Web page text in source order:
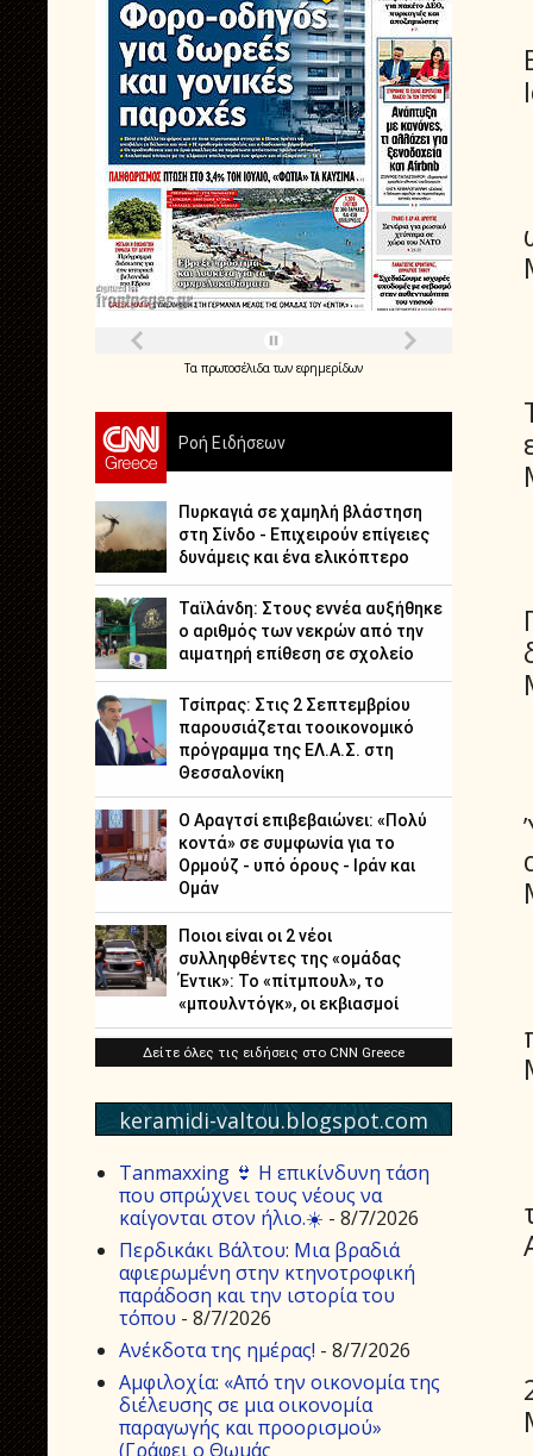
Τα πρωτοσέλιδατων εφημερίδων
keramidi-valtou.blogspot.com
Tanmaxxing 👙 Η επικίνδυνη τάση
που σπρώχνει τους νέους να
καίγονται στον ήλιο.☀️ - 8/7/2026
Περδικάκι Βάλτου: Μια βραδιά
αφιερωμένη στην κτηνοτροφική
παράδοση και την ιστορία του
τόπου - 8/7/2026
Aνέκδοτα της ημέρας! - 8/7/2026
Αμφιλοχία: «Από την οικονομία της
διέλευσης σε μια οικονομία
παραγωγής και προορισμού»
(Γράφει ο Θωμάς